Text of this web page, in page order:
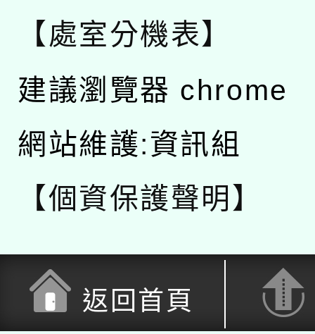
【處室分機表】
建議瀏覽器 chrome
網站維護:資訊組
【個資保護聲明】
返回首頁